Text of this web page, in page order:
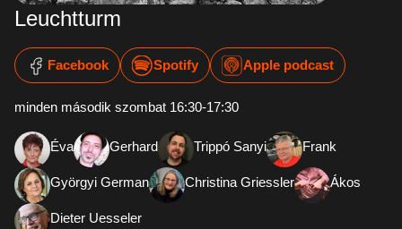
Leuchtturm
Facebook Spotify Apple podcast
minden második szombat 16:30-17:30
Éva Gerhard Trippó Sanyi Frank
Györgyi German Christina Griessler Ákos
Dieter Uesseler